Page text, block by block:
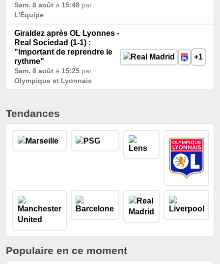
Sam. 8 août à 15:48 par
L'Équipe
Giraldez après OL Lyonnes -
Real Sociedad (1-1) :
"Important de reprendre le
rythme"
Sam. 8 août à 15:25 par
Olympique et Lyonnais
+1
Tendances
Populaire en ce moment